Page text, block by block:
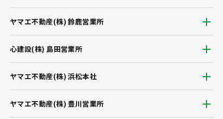
ヤマエ不動産(株) 浜松本社
ヤマエ不動産(株) 豊川営業所
ヤマエ不動産(株) 鈴鹿営業所
心建設(株) 島田営業所